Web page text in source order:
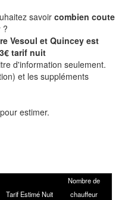
savoir combien coute
?
Vesoul et Quincey est
tarif nuit
d'information seulement.
et les suppléments
estimer.
Tarif Estimé Nuit
Nombre de
chauffeur